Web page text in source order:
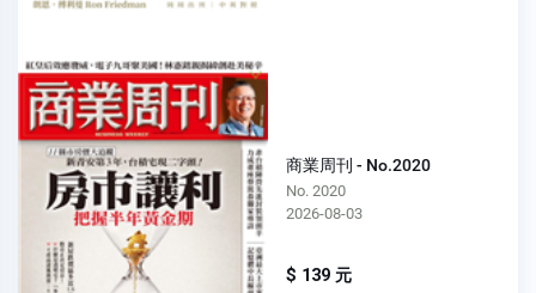
商業周刊 - No.2020
No. 2020
2026-08-03
$ 139 元